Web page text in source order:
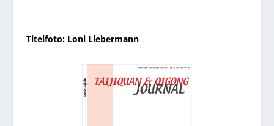
Titelfoto: Loni Liebermann